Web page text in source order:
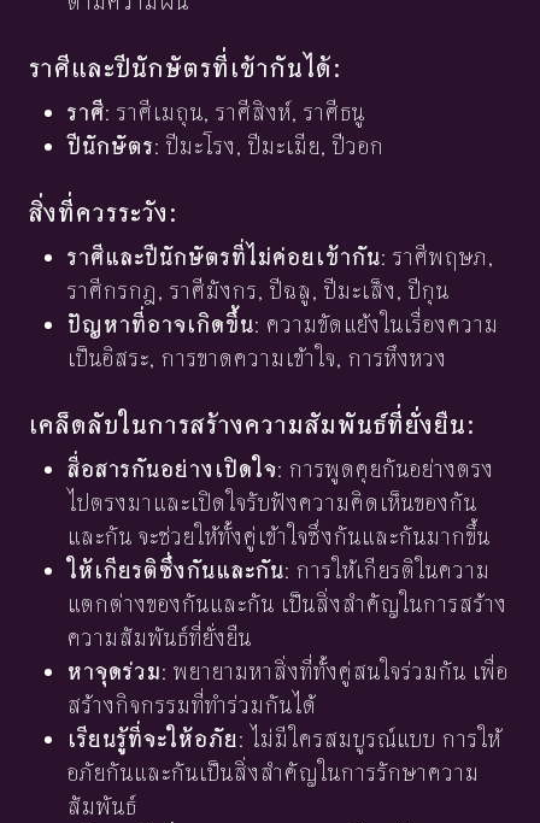
ราศีและปีนักษัตรที่เข้ากันได้:
ราศี: ราศีเมถุน, ราศีสิงห์, ราศีธนู
ปีนักษัตร: ปีมะโรง, ปีมะเมีย, ปีวอก
สิ่งที่ควรระวัง:
ราศีและปีนักษัตรที่ไม่ค่อยเข้ากัน: ราศีพฤษภ,
ราศีกรกฎ, ราศีมังกร, ปีฉลู, ปีมะเส็ง, ปีกุน
ปัญหาที่อาจเกิดขึ้น: ความขัดแย้งในเรื่องความ
เป็นอิสระ, การขาดความเข้าใจ, การหึงหวง
เคล็ดลับในการสร้างความสัมพันธ์ที่ยั่งยืน:
สื่อสารกันอย่างเปิดใจ: การพูดคุยกันอย่างตรง
ไปตรงมาและเปิดใจรับฟังความคิดเห็นของกัน
และกัน จะช่วยให้ทั้งคู่เข้าใจซึ่งกันและกันมากขึ้น
ให้เกียรติซึ่งกันและกัน: การให้เกียรติในความ
แตกต่างของกันและกัน เป็นสิ่งสำคัญในการสร้าง
ความสัมพันธ์ที่ยั่งยืน
หาจุดร่วม: พยายามหาสิ่งที่ทั้งคู่สนใจร่วมกัน เพื่อ
สร้างกิจกรรมที่ทำร่วมกันได้
เรียนรู้ที่จะให้อภัย: ไม่มีใครสมบูรณ์แบบ การให้
อภัยกันและกันเป็นสิ่งสำคัญในการรักษาความ
สัมพันธ์